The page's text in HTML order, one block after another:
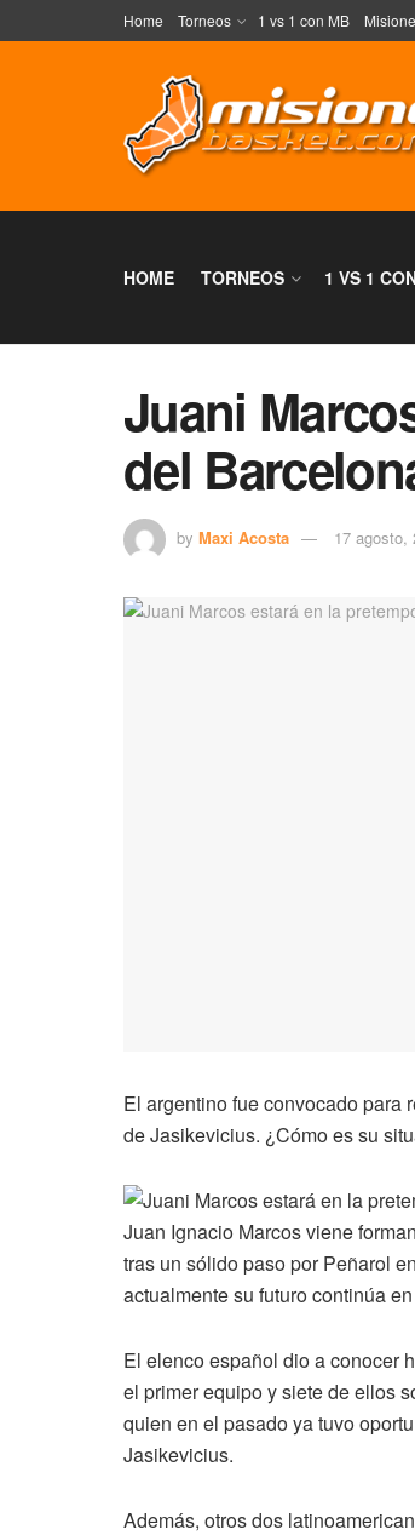
Home Torneos 1 vs 1 con MB
HOME TORNEOS 1 VS 1
Juani
del
by Maxi Acosta 17 agosto,
El argentino fue convocado para
de Jasikevicius. ¿Cómo es su
Juan Ignacio Marcos viene
tras un sólido paso por Peñarol
actualmente su futuro continúa
El elenco español dio a conocer
el primer equipo y siete de ellos
quien en el pasado ya tuvo
Jasikevicius.
Además, otros dos